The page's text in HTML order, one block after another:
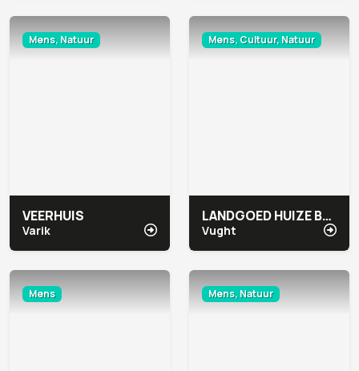
Mens, Natuur
VEERHUIS
Varik
Mens, Cultuur, Natuur
LANDGOED HUIZE BERGEN
Vught
Mens Mens, Natuur